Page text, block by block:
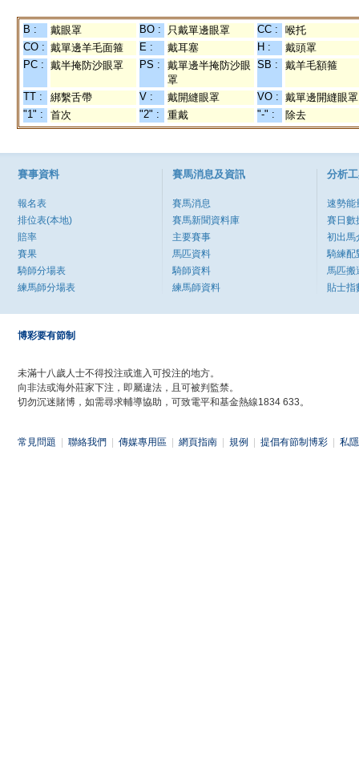
B : 戴眼罩 BO : 只戴單邊眼罩 CC :
喉托
CO : 戴單邊羊毛面箍 E : 戴耳塞 H :
戴頭罩
PC : 戴半掩防沙眼罩 PS :
戴單邊半掩防沙眼
罩
SB : 戴羊毛額箍
TT : 綁繫舌帶 V : 戴開縫眼罩 VO : 戴單邊開縫眼罩
"1" :
首次 "2" : 重戴 "-" : 除去
賽事資料
報名表
排位表(本地)
賠率
賽果
騎師分場表
練馬師分場表
賽馬消息及資訊
賽馬消息
賽馬新聞資料庫
主要賽事
馬匹資料
騎師資料
練馬師資料
分析
速勢能
賽日數
初出馬
騎練配
馬匹搬
貼士指
博彩要有節制
未滿十八歲人士不得投注或進入可投注的地方。
向非法或海外莊家下注，即屬違法，且可被判監禁。
切勿沉迷賭博，如需尋求輔導協助，可致電平和基金熱線1834 633。
常見問題 聯絡我們 傳媒專用區 網頁指南 規例 提倡有節制博彩 私